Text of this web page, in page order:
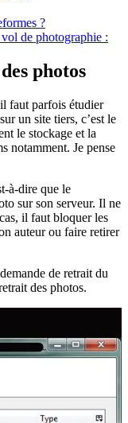
?
de photographie :
photos
faut parfois étudier
un site tiers, c’est le
le stockage et la
notamment. Je pense
à-dire que le
sur son serveur. Il ne
il faut bloquer les
auteur ou faire retirer
de retrait du
des photos.